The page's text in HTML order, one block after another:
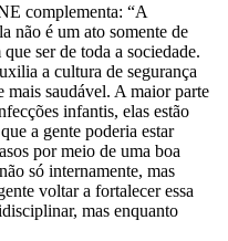
complementa: “A
não é um ato somente de
ser de toda a sociedade.
a cultura de segurança
mais saudável. A maior parte
infantis, elas estão
a gente poderia estar
por meio de uma boa
só internamente, mas
voltar a fortalecer essa
mas enquanto